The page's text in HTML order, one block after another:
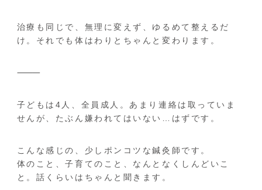
治療も同じで、無理に変えず、ゆるめて整えるだ
け。それでも体はわりとちゃんと変わります。
⸻
子どもは4人、全員成人。あまり連絡は取っていま
せんが、たぶん嫌われてはいない…はずです。
こんな感じの、少しポンコツな鍼灸師です。
体のこと、子育てのこと、なんとなくしんどいこ
と。話くらいはちゃんと聞きます。